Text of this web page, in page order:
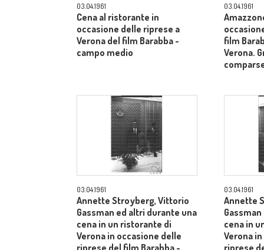
03.04.1961
Cena al ristorante in
occasione delle riprese a
Verona del film Barabba -
campo medio
03.04.1961
film
Verona.
03.04.1961
Annette Stroyberg, Vittorio
Gassman ed altri durante una
cena in un ristorante di
Verona in occasione delle
riprese del film Barabba -
03.04.1961
Annette
cena in
Verona
riprese